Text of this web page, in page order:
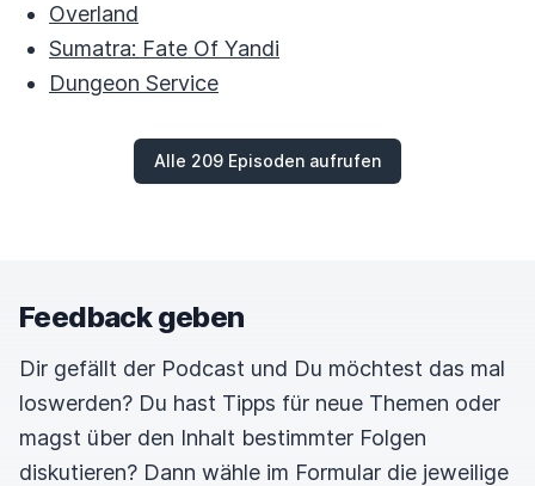
Overland
Sumatra: Fate Of Yandi
Dungeon Service
Alle 209 Episoden aufrufen
Feedback geben
Dir gefällt der Podcast und Du möchtest das mal
loswerden? Du hast Tipps für neue Themen oder
magst über den Inhalt bestimmter Folgen
diskutieren? Dann wähle im Formular die jeweilige